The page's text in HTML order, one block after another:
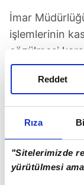
Rıza
"Sitelerimizde
yürütülmesi
Reddet
İmar
işlemlerinin
çözülmesi
Demren'in
hesaplarına
paraların
saptandı.